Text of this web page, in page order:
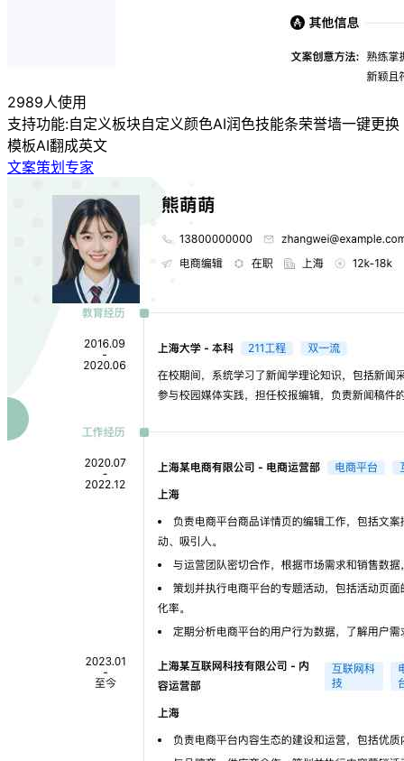
2989人使用
支持功能:自定义板块自定义颜色AI润色技能条荣誉墙一键更换
模板AI翻成英文
文案策划专家